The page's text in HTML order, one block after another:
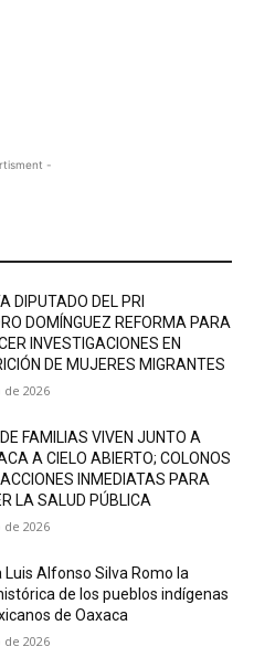
-
DIPUTADO DEL PRI
DOMÍNGUEZ REFORMA PARA
INVESTIGACIONES EN
DE MUJERES MIGRANTES
de 2026
FAMILIAS VIVEN JUNTO A
A CIELO ABIERTO; COLONOS
INMEDIATAS PARA
LA SALUD PÚBLICA
de 2026
Luis Alfonso Silva Romo la
de los pueblos indígenas
de Oaxaca
de 2026